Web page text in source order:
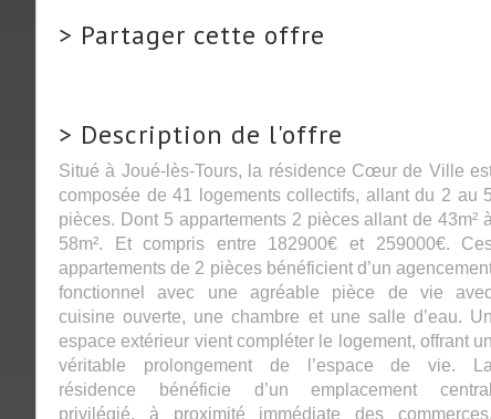
> Partager cette offre
> Description de l'offre
Situé à Joué-lès-Tours, la résidence Cœur de Ville
composée de 41 logements collectifs, allant du 2 au 5
pièces. Dont 5 appartements 2 pièces allant de 43m² à
58m². Et compris entre 182900€ et 259000€.
appartements de 2 pièces bénéficient d’un
fonctionnel avec une agréable pièce de vie
cuisine ouverte, une chambre et une salle d’eau. Un
espace extérieur vient compléter le logement, offrant un
véritable prolongement de l’espace de vie. La
résidence bénéficie d’un emplacement central
privilégié, à proximité immédiate des commerces,